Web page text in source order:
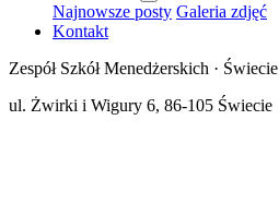
Najnowsze posty Galeria zdjęć
Kontakt
Zespół Szkół Menedżerskich · Świecie
ul. Żwirki i Wigury 6, 86-105 Świecie